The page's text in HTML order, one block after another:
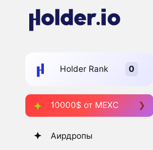
Holder Rank
10000$ от MEXC
Аирдропы